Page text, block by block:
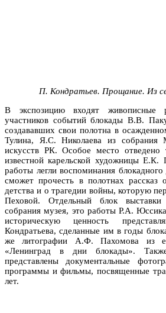
П. Кондратьев. Прощание. Из
В экспозицию входят живописные
участников событий блокады В.В.
создававших свои полотна в
Тулина, Я.С. Николаева из собрания
искусств РК. Особое место отведено
известной карельской художницы Е.К.
работы легли воспоминания блокадного
сможет прочесть в полотнах рассказ
детства и о трагедии войны, которую
Пеховой. Отдельный блок
собрания музея, это работы Р.А.
историческую ценность
Кондратьева, сделанные им в годы
же литографии А.Ф. Пахомова из
«Ленинград в дни блокады».
представлены документальные
программы и фильмы, посвященные
лет.